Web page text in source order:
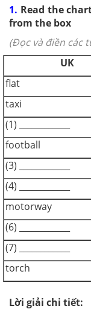
1. Read the
from the box
(Đọc và điền các
UK
flat
taxi
(1) ____________
football
(3) ____________
(4) ____________
motorway
(6) ____________
(7) ____________
torch
Lời giải chi tiết: